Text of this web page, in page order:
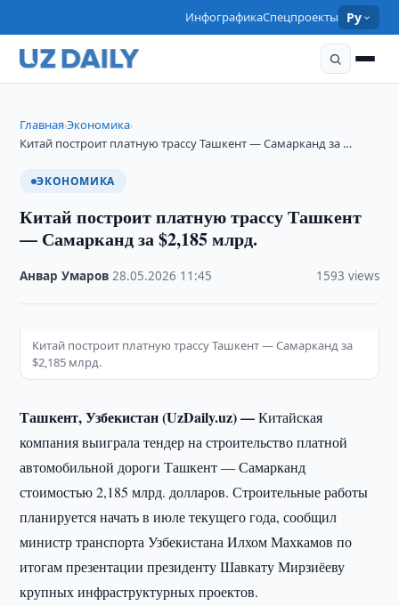
ИнфографикаСпецпроекты Ру
Главная›Экономика›
Китай построит платную трассу Ташкент — Самарканд за …
ЭКОНОМИКА
Китай построит платную трассу Ташкент
— Самарканд за $2,185 млрд.
Анвар Умаров ·28.05.2026 11:45 1593 views
Китай построит платную трассу Ташкент — Самарканд за
$2,185 млрд.
Ташкент, Узбекистан (UzDaily.uz) —Китайская
компания выиграла тендер на строительство платной
автомобильной дороги Ташкент — Самарканд
стоимостью 2,185 млрд. долларов. Строительные работы
планируется начать в июле текущего года, сообщил
министр транспорта Узбекистана Илхом Махкамов по
итогам презентации президенту Шавкату Мирзиёеву
крупных инфраструктурных проектов.